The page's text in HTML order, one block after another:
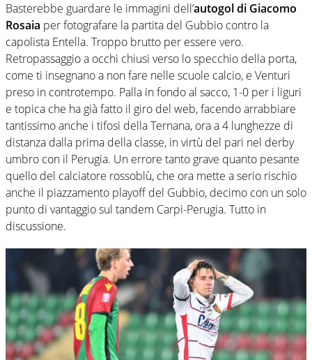
Basterebbe guardare le immagini dell’autogol di Giacomo
Rosaia per fotografare la partita del Gubbio contro la
capolista Entella. Troppo brutto per essere vero.
Retropassaggio a occhi chiusi verso lo specchio della porta,
come ti insegnano a non fare nelle scuole calcio, e Venturi
preso in controtempo. Palla in fondo al sacco, 1-0 per i liguri
e topica che ha già fatto il giro del web, facendo arrabbiare
tantissimo anche i tifosi della Ternana, ora a 4 lunghezze di
distanza dalla prima della classe, in virtù del pari nel derby
umbro con il Perugia. Un errore tanto grave quanto pesante
quello del calciatore rossoblù, che ora mette a serio rischio
anche il piazzamento playoff del Gubbio, decimo con un solo
punto di vantaggio sul tandem Carpi-Perugia. Tutto in
discussione.